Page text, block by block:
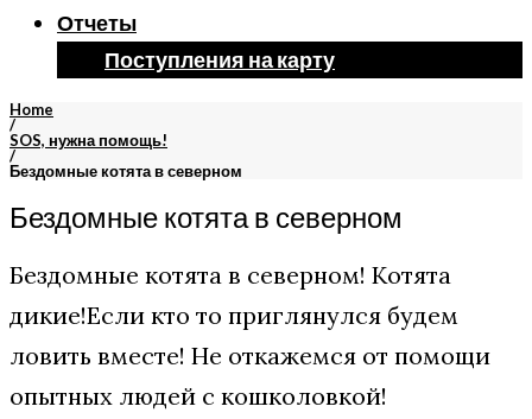
Отчеты
Поступления на карту
Home
/
SOS, нужна помощь!
/
Бездомные котята в северном
Бездомные котята в северном
Бездомные котята в северном! Котята
дикие!Если кто то приглянулся будем
ловить вместе! Не откажемся от помощи
опытных людей с кошколовкой!